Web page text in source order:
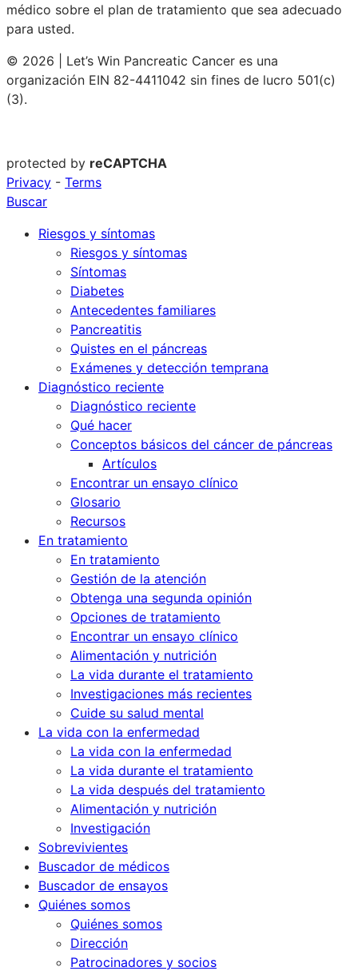
médico sobre el plan de tratamiento que sea adecuado
para usted.
© 2026 | Let’s Win Pancreatic Cancer es una
organización EIN 82-4411042 sin fines de lucro 501(c)
(3).
protected by reCAPTCHA
Privacy - Terms
Buscar
Riesgos y síntomas
Riesgos y síntomas
Síntomas
Diabetes
Antecedentes familiares
Pancreatitis
Quistes en el páncreas
Exámenes y detección temprana
Diagnóstico reciente
Diagnóstico reciente
Qué hacer
Conceptos básicos del cáncer de páncreas
Artículos
Encontrar un ensayo clínico
Glosario
Recursos
En tratamiento
En tratamiento
Gestión de la atención
Obtenga una segunda opinión
Opciones de tratamiento
Encontrar un ensayo clínico
Alimentación y nutrición
La vida durante el tratamiento
Investigaciones más recientes
Cuide su salud mental
La vida con la enfermedad
La vida con la enfermedad
La vida durante el tratamiento
La vida después del tratamiento
Alimentación y nutrición
Investigación
Sobrevivientes
Buscador de médicos
Buscador de ensayos
Quiénes somos
Quiénes somos
Dirección
Patrocinadores y socios